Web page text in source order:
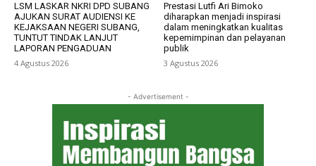
LSM LASKAR NKRI DPD SUBANG
AJUKAN SURAT AUDIENSI KE
KEJAKSAAN NEGERI SUBANG,
TUNTUT TINDAK LANJUT
LAPORAN PENGADUAN
4 Agustus 2026
Prestasi Lutfi Ari Bimoko
diharapkan menjadi inspirasi
dalam meningkatkan kualitas
kepemimpinan dan pelayanan
publik
3 Agustus 2026
- Advertisement -